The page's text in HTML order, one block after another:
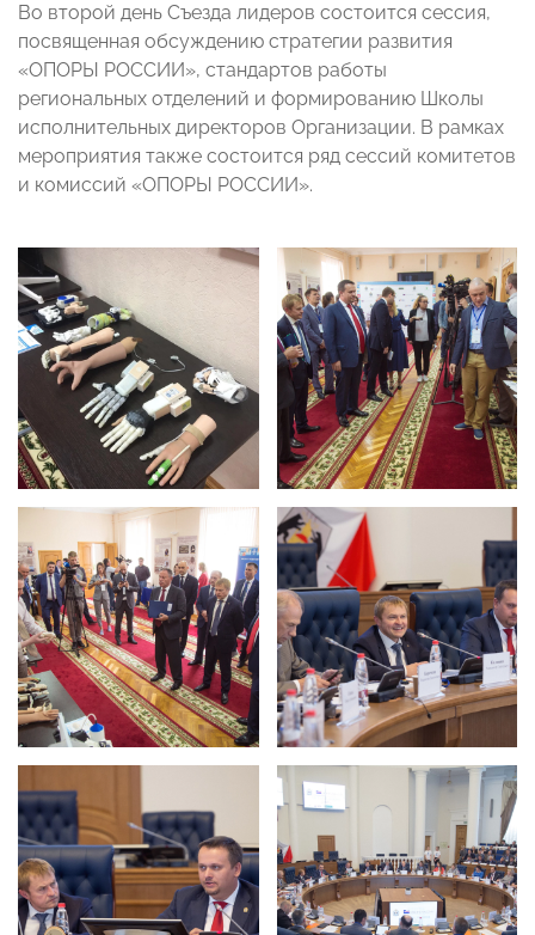
Во второй день Съезда лидеров состоится сессия,
посвященная обсуждению стратегии развития
«ОПОРЫ РОССИИ», стандартов работы
региональных отделений и формированию Школы
исполнительных директоров Организации. В рамках
мероприятия также состоится ряд сессий комитетов
и комиссий «ОПОРЫ РОССИИ».